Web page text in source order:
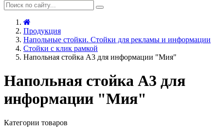
Продукция
Напольные стойки. Стойки для рекламы и информации
Стойки с клик рамкой
Напольная стойка А3 для информации "Мия"
Напольная стойка А3 для
информации "Мия"
Категории товаров